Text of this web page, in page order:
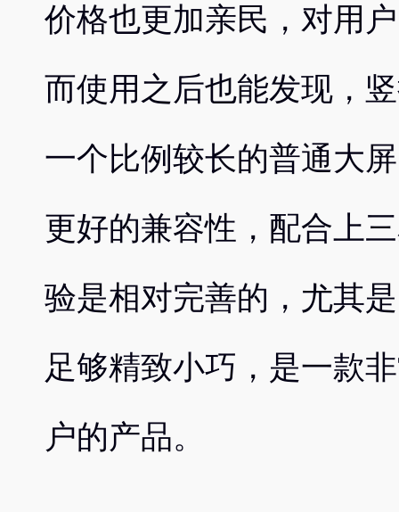
价格也更加亲民，对用
而使用之后也能发现，
一个比例较长的普通大
更好的兼容性，配合上
验是相对完善的，尤其
足够精致小巧，是一款
户的产品。